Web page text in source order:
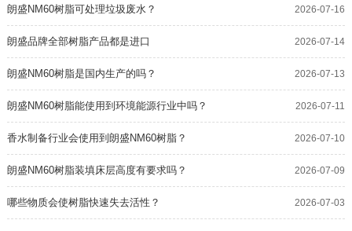
朗盛NM60树脂可处理垃圾废水？ 2026-07-16
朗盛品牌全部树脂产品都是进口 2026-07-14
朗盛NM60树脂是国内生产的吗？ 2026-07-13
朗盛NM60树脂能使用到环境能源行业中吗？ 2026-07-11
香水制备行业会使用到朗盛NM60树脂？ 2026-07-10
朗盛NM60树脂装填床层高度有要求吗？ 2026-07-09
哪些物质会使树脂快速失去活性？ 2026-07-03